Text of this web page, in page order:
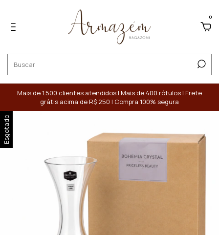
0
Mais de 1.500 clientes atendidos | Mais de 400 rótulos | Frete
grátis acima de R$ 250 | Compra 100% segura
Esgotado